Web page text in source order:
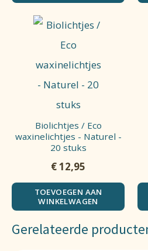
Biolichtjes / Eco
waxinelichtjes - Naturel -
20 stuks
€12,95
TOEVOEGEN AAN
WINKELWAGEN
Gerelateerde